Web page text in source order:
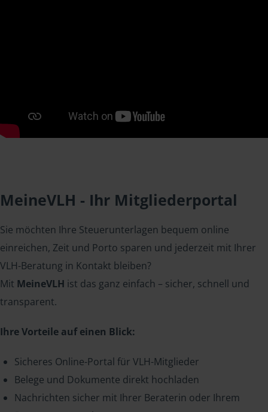
MeineVLH - Ihr Mitgliederportal
Sie möchten Ihre Steuerunterlagen bequem online
einreichen, Zeit und Porto sparen und jederzeit mit Ihrer
VLH-Beratung in Kontakt bleiben?
Mit MeineVLH ist das ganz einfach – sicher, schnell und
transparent.
Ihre Vorteile auf einen Blick:
Sicheres Online-Portal für VLH-Mitglieder
Belege und Dokumente direkt hochladen
Nachrichten sicher mit Ihrer Beraterin oder Ihrem